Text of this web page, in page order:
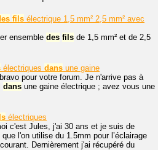
fils électrique 1,5 mm² 2,5 mm² avec
ensemble des fils de 1,5 mm² et de 2,5
électriques dans une gaine
pour votre forum. Je n'arrive pas à
dans une gaine électrique ; avez vous une
électriques
c'est Jules, j'ai 30 ans et je suis de
l'on utilise du 1.5mm pour l’éclairage
Dernièrement j'ai récupéré du